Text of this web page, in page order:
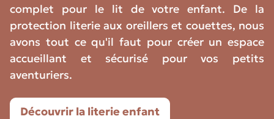
complet pour le lit de votre enfant. De la
protection literie aux oreillers et couettes, nous
avons tout ce qu'il faut pour créer un espace
accueillant et sécurisé pour vos petits
aventuriers.
Découvrir la literie enfant